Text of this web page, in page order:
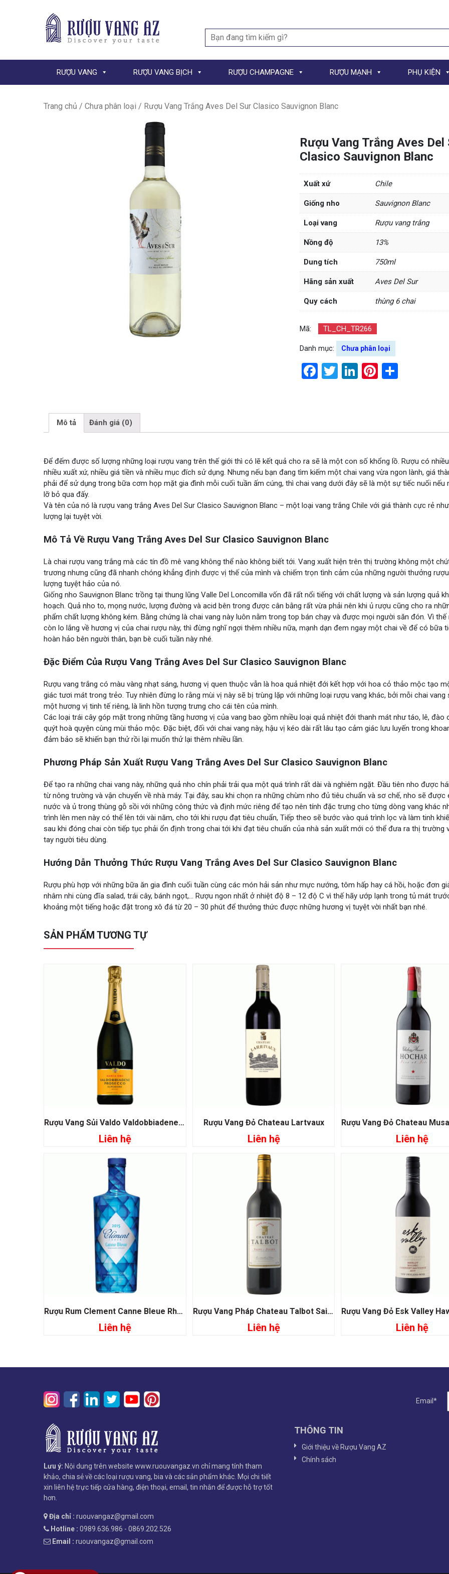
Search
for:
RƯỢU VANG RƯỢU VANG BỊCH RƯỢU CHAMPAGNE RƯỢU MẠNH PHỤ KIỆN
Trang chủ / Chưa phân loại / Rượu Vang Trắng Aves Del Sur Clasico Sauvignon Blanc
Rượu Vang Trắng Aves Del
Clasico Sauvignon Blanc
Xuất xứ Chile
Giống nho Sauvignon Blanc
Loại vang Rượu vang trắng
Nồng độ 13%
Dung tích 750ml
Hãng sản xuất Aves Del Sur
Quy cách thùng 6 chai
Mã: TL_CH_TR266
Danh mục: Chưa phân loại
Facebook
Twitter
LinkedIn
Pinterest
Mô tả Đánh giá (0)
Để đếm được số lượng những loại rượu vang trên thế giới thì có lẽ kết quả cho ra sẽ là một con số khổng lồ. Rượu có
nhiều xuất xứ, nhiều giá tiền và nhiều mục đích sử dụng. Nhưng nếu bạn đang tìm kiếm một chai vang vừa ngon lành, giá
phải để sử dụng trong bữa cơm họp mặt gia đình mỗi cuối tuần ấm cúng, thì chai vang dưới đây sẽ là một sự tiếc nuối nếu
lỡ bỏ qua đấy.
Và tên của nó là rượu vang trắng Aves Del Sur Clasico Sauvignon Blanc – một loại vang trắng Chile với giá thành cực rẻ
lượng lại tuyệt vời.
Mô Tả Về Rượu Vang Trắng Aves Del Sur Clasico Sauvignon Blanc
Là chai rượu vang trắng mà các tín đồ mê vang không thể nào không biết tới. Vang xuất hiện trên thị trường không một
trương nhưng cũng đã nhanh chóng khẳng định được vị thế của mình và chiếm trọn tình cảm của những người thưởng
lượng tuyệt hảo của nó.
Giống nho Sauvignon Blanc trồng tại thung lũng Valle Del Loncomilla vốn đã rất nổi tiếng với chất lượng và sản lượng quả
hoạch. Quả nho to, mọng nước, lượng đường và acid bên trong được cân bằng rất vừa phải nên khi ủ rượu cũng cho ra
phẩm chất lượng không kém. Bằng chứng là chai vang này luôn nằm trong top bán chạy và được mọi người săn đón. Vì thế
còn lo lắng về hương vị của chai rượu này, thì đừng nghĩ ngợi thêm nhiều nữa, mạnh dạn đem ngay một chai về để có bữa
hoàn hảo bên người thân, bạn bè cuối tuần này nhé.
Đặc Điểm Của Rượu Vang Trắng Aves Del Sur Clasico Sauvignon Blanc
Rượu vang trắng có màu vàng nhạt sáng, hương vị quen thuộc vẫn là hoa quả nhiệt đới kết hợp với hoa cỏ thảo mộc tạo
giác tươi mát trong trẻo. Tuy nhiên đừng lo rằng mùi vị này sẽ bị trùng lặp với những loại rượu vang khác, bởi mỗi chai vang
một hương vị tinh tế riêng, là linh hồn tượng trưng cho cái tên của mình.
Các loại trái cây góp mặt trong những tầng hương vị của vang bao gồm nhiều loại quả nhiệt đới thanh mát như táo, lê, đào
quýt hoà quyện cùng mùi thảo mộc. Đặc biệt, đối với chai vang này, hậu vị kéo dài rất lâu tạo cảm giác lưu luyến trong
đảm bảo sẽ khiến bạn thử rồi lại muốn thử lại thêm nhiều lần.
Phương Pháp Sản Xuất Rượu Vang Trắng Aves Del Sur Clasico Sauvignon Blanc
Để tạo ra những chai vang này, những quả nho chín phải trải qua một quá trình rất dài và nghiêm ngặt. Đầu tiên nho được
từ nông trường và vận chuyển về nhà máy. Tại đây, sau khi chọn ra những chùm nho đủ tiêu chuẩn và sơ chế, nho sẽ được
nước và ủ trong thùng gỗ sồi với những công thức và định mức riêng để tạo nên tính đặc trưng cho từng dòng vang khác
trình lên men này có thể lên tới vài năm, cho tới khi rượu đạt tiêu chuẩn, Tiếp theo sẽ bước vào quá trình lọc và làm tinh
sau khi đóng chai còn tiếp tục phải ổn định trong chai tới khi đạt tiêu chuẩn của nhà sản xuất mới có thể đưa ra thị trường
tay người tiêu dùng.
Hướng Dẫn Thưởng Thức Rượu Vang Trắng Aves Del Sur Clasico Sauvignon Blanc
Rượu phù hợp với những bữa ăn gia đình cuối tuần cùng các món hải sản như mực nướng, tôm hấp hay cá hồi, hoặc đơn
nhâm nhi cùng đĩa salad, trái cây, bánh ngọt,… Rượu ngon nhất ở nhiệt độ 8 – 12 độ C vì thế hãy ướp lạnh trong tủ mát
khoảng một tiếng hoặc đặt trong xô đá từ 20 – 30 phút để thưởng thức được những hương vị tuyệt vời nhất bạn nhé.
SẢN PHẨM TƯƠNG TỰ
Đọc tiếp
Rượu Vang Sủi Valdo Valdobbiadene Prosecco Superiore
Liên hệ
Đọc tiếp
Rượu Vang Đỏ Chateau Lartvaux
Liên hệ
Đọc tiếp
Liên hệ
Đọc tiếp
Rượu Rum Clement Canne Bleue Rhum Blanc Agricole Martinique
Liên hệ
Đọc tiếp
Rượu Vang Pháp Chateau Talbot Saint Julien
Liên hệ
Đọc tiếp
Liên hệ
Lưu ý: Nội dung trên website www.ruouvangaz.vn chỉ mang tính tham
khảo, chia sẻ về các loại rượu vang, bia và các sản phẩm khác. Mọi chi tiết
xin liên hệ trực tiếp cửa hàng, điện thoại, email, tin nhắn để được hỗ trợ tốt
hơn.
Địa chỉ : ruouvangaz@gmail.com
Hotline : 0989.636.986 - 0869.202.526
Email : ruouvangaz@gmail.com
Email*
THÔNG TIN
Giới thiệu về Rượu Vang AZ
Chính sách